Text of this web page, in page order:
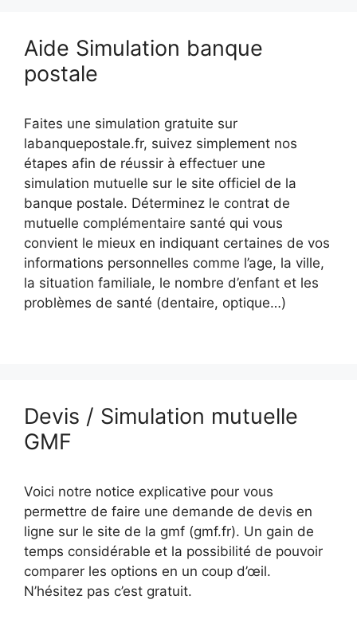
Aide Simulation banque
postale
Faites une simulation gratuite sur
labanquepostale.fr, suivez simplement nos
étapes afin de réussir à effectuer une
simulation mutuelle sur le site officiel de la
banque postale. Déterminez le contrat de
mutuelle complémentaire santé qui vous
convient le mieux en indiquant certaines de vos
informations personnelles comme l’age, la ville,
la situation familiale, le nombre d’enfant et les
problèmes de santé (dentaire, optique…)
Devis / Simulation mutuelle
GMF
Voici notre notice explicative pour vous
permettre de faire une demande de devis en
ligne sur le site de la gmf (gmf.fr). Un gain de
temps considérable et la possibilité de pouvoir
comparer les options en un coup d’œil.
N’hésitez pas c’est gratuit.